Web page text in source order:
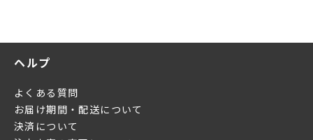
ヘルプ
よくある質問
お届け期間・配送について
決済について